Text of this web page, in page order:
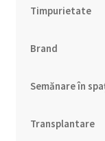
Timpurietate
Brand
Semănare în
Transplantare